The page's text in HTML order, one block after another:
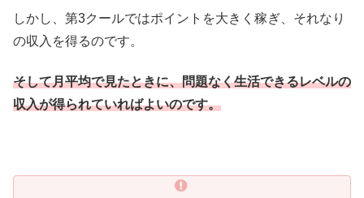
しかし、第3クールではポイントを大きく稼ぎ、それなり
の収入を得るのです。
そして月平均で見たときに、問題なく生活できるレベルの
収入が得られていればよいのです。